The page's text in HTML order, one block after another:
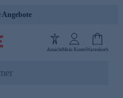
Angebote
AnsichtMein KontoWarenkorb